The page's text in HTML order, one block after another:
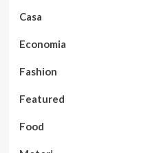
Casa
Economia
Fashion
Featured
Food